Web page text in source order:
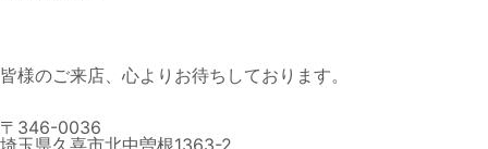
皆様のご来店、心よりお待ちしております。
〒346-0036
埼玉県久喜市北中曽根1363-2